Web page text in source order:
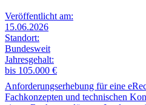
Veröffentlicht am:
15.06.2026
Standort:
Bundesweit
Jahresgehalt:
bis 105.000 €
Anforderungserhebung für eine
Fachkonzepten und technischen